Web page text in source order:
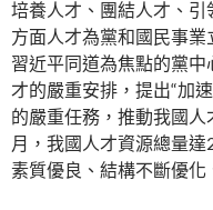
培養人才、團結人才、
方面人才為黨和國民事
習近平同道為焦點的黨
才的嚴重安排，提出“加
的嚴重任務，推動我國
月，我國人才資源總量達
素質優良、結構不斷優化